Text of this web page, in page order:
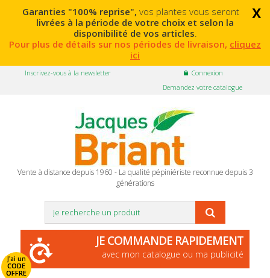
x
Garanties "100% reprise", vos plantes vous seront
livrées à la période de votre choix et selon la
disponibilité de vos articles.
Pour plus de détails sur nos périodes de livraison, cliquez
ici
Connexion
Inscrivez-vous à la newsletter
Demandez votre catalogue
Vente à distance depuis 1960 - La qualité pépiniériste reconnue depuis 3
générations
J'ai un
CODE
OFFRE
JE COMMANDE RAPIDEMENT
avec mon catalogue ou ma publicité